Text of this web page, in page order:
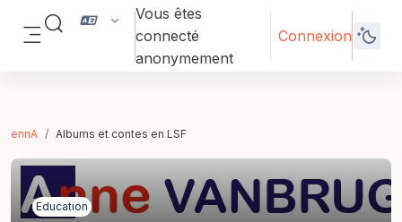
Passer au contenu principal
Panneau latéral
Activer/désactiver la saisie de recherche
Vous êtes
connecté
anonymement
Connexion
ennA Albums et contes en LSF
Education